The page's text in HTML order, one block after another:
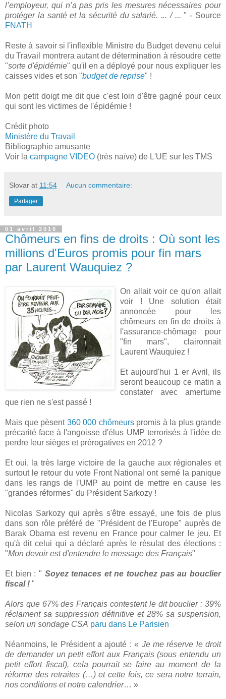
l’employeur, qui n’a pas pris les mesures nécessaires pour
protéger la santé et la sécurité du salarié. ... / ..." - Source
FNATH
Reste à savoir si l'inflexible Ministre du Budget devenu celui
du Travail montrera autant de détermination à résoudre cette
"sorte d'épidémie" qu'il en a déployé pour nous expliquer les
caisses vides et son "budget de reprise" !
Mon petit doigt me dit que c'est loin d'être gagné pour ceux
qui sont les victimes de l'épidémie !
Crédit photo
Ministère du Travail
Bibliographie amusante
Voir la campagne VIDEO (très naïve) de L'UE sur les TMS
Slovar at 11:54 Aucun commentaire:
Partager
01 avril 2010
Chômeurs en fins de droits : Où sont les
millions d'Euros promis pour fin mars
par Laurent Wauquiez ?
On allait voir ce qu'on allait
voir ! Une solution était
annoncée pour les
chômeurs en fin de droits à
l'assurance-chômage pour
"fin mars", claironnait
Laurent Wauquiez !
Et aujourd'hui 1 er Avril, ils
seront beaucoup ce matin a
constater avec amertume
que rien ne s'est passé !
Mais que pèsent 360 000 chômeurspromis à la plus grande
précarité face à l'angoisse d'élus UMP terrorisés à l'idée de
perdre leur sièges et prérogatives en 2012 ?
Et oui, la très large victoire de la gauche aux régionales et
surtout le retour du vote Front National ont semé la panique
dans les rangs de l'UMP au point de mettre en cause les
"grandes réformes" du Président Sarkozy !
Nicolas Sarkozy qui après s'être essayé, une fois de plus
dans son rôle préféré de "Président de l'Europe" auprès de
Barak Obama est revenu en France pour calmer le jeu. Et
qu'à dit celui qui a déclaré après le résulat des élections :
"Mon devoir est d'entendre le message des Français"
Et bien : " Soyez tenaces et ne touchez pas au bouclier
fiscal ! "
Alors que 67% des Français contestent le dit bouclier : 39%
réclament sa suppression définitive et 28% sa suspension,
selon un sondage CSA paru dans Le Parisien
Néanmoins, le Président a ajouté : « Je me réserve le droit
de demander un petit effort aux Français (sous entendu un
petit effort fiscal), cela pourrait se faire au moment de la
réforme des retraites (…) et cette fois, ce sera notre terrain,
nos conditions et notre calendrier… »